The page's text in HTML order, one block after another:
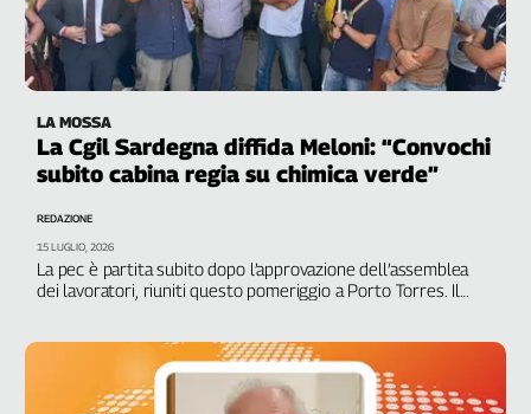
Rubriche
Collettiva
Talk
La
settimana
Collettiva
Sassolino
Linea
Tech
LA MOSSA
La Cgil Sardegna diffida Meloni: “Convochi
subito cabina regia su chimica verde”
La pec è partita subito dopo l’approvazione dell’assemblea
dei lavoratori, riuniti questo pomeriggio a Porto Torres. Il
REDAZIONE
15 LUGLIO, 2026